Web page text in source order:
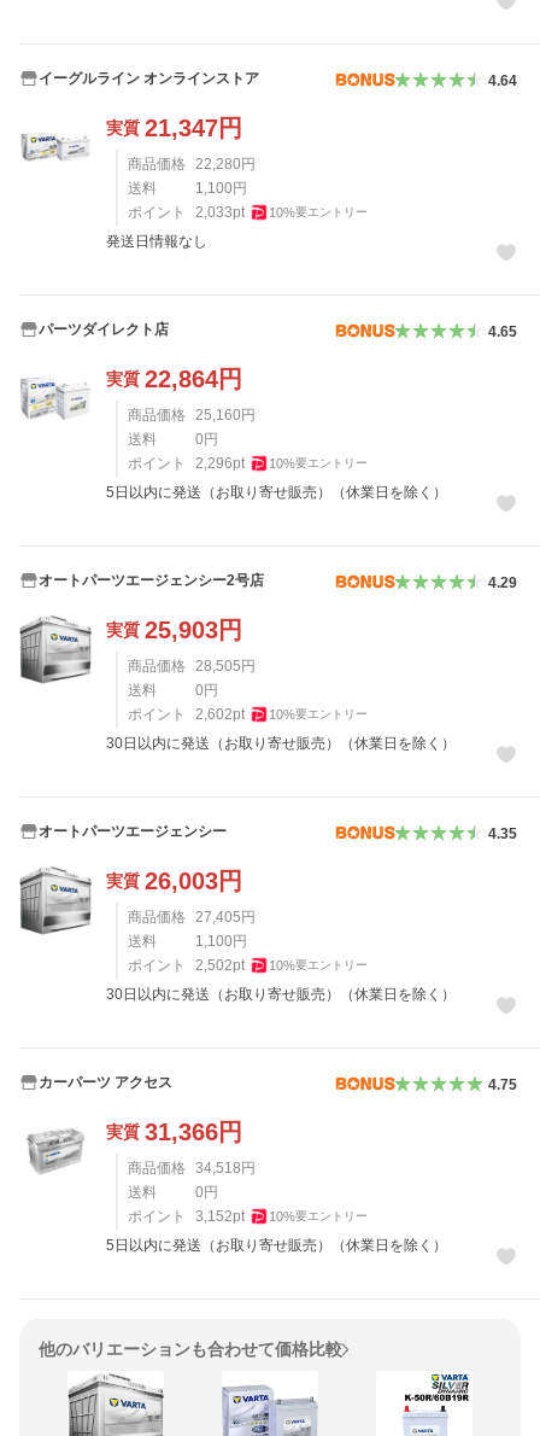
イーグルライン オンラインストア 4.64
実質 21,347円
商品価格 22,280円
送料
1,100円
ポイント
2,033pt 10%要エントリー
発送日情報なし
パーツダイレクト店 4.65
実質 22,864円
商品価格 25,160円
送料
0円
ポイント
2,296pt 10%要エントリー
5日以内に発送（お取り寄せ販売）（休業日を除く）
オートパーツエージェンシー2号店 4.29
実質 25,903円
商品価格 28,505円
送料
0円
ポイント
2,602pt 10%要エントリー
30日以内に発送（お取り寄せ販売）（休業日を除く）
オートパーツエージェンシー 4.35
実質 26,003円
商品価格 27,405円
送料
1,100円
ポイント
2,502pt 10%要エントリー
30日以内に発送（お取り寄せ販売）（休業日を除く）
カーパーツ アクセス 4.75
実質 31,366円
商品価格 34,518円
送料
0円
ポイント
3,152pt 10%要エントリー
5日以内に発送（お取り寄せ販売）（休業日を除く）
他のバリエーションも合わせて価格比較